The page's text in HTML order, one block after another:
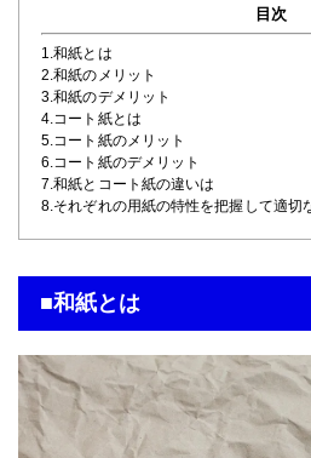
目次
1.和紙とは
2.和紙のメリット
3.和紙のデメリット
4.コート紙とは
5.コート紙のメリット
6.コート紙のデメリット
7.和紙とコート紙の違いは
8.それぞれの用紙の特性を把握して適切
■和紙とは